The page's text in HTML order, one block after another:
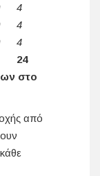
4
4
4
24
στο
από